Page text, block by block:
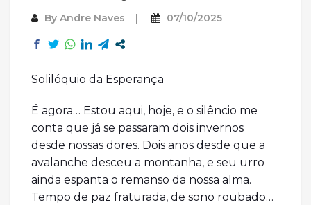
By Andre Naves 07/10/2025
Solilóquio da Esperança
É agora… Estou aqui, hoje, e o silêncio me
conta que já se passaram dois invernos
desde nossas dores. Dois anos desde que a
avalanche desceu a montanha, e seu urro
ainda espanta o remanso da nossa alma.
Tempo de paz fraturada, de sono roubado…